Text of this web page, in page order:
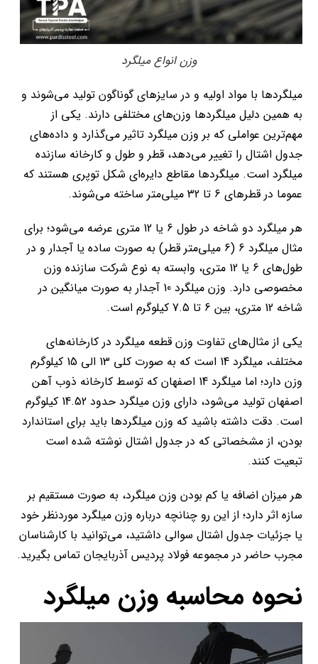
وزن انواع میلگرد
میلگردها با مواد اولیه و در سایزهای گوناگون تولید می‌شوند و
به همین دلیل میلگردها وزن‌های مختلفی دارند. یکی از
مهم‌ترین عواملی که بر وزن میلگرد تاثیر می‌گذارد و داده‌های
جدول اشتال را تغییر می‌دهد، قطر و طول و کارخانه سازنده
میلگرد است. میلگردها مقاطع دایره‌ای شکل توپری هستند که
عموما در قطرهای 6 تا 32 میلی‌متر ساخته می‌شوند.
هر میلگرد دو شاخه در طول 6 یا 12 متری عرضه می‌شود؛ برای
مثال میلگرد 6 (6 میلی‌متر قطر) به صورت ساده یا آجدار و در
طول‌های 6 یا 12 متری، وابسته به نوع شرکت سازنده وزن
مخصوصی دارد. وزن میلگرد 10 آجدار به صورت میانگین در
شاخه 12 متری، بین 6 تا 7.5 کیلوگرم است.
یکی از مثال‌های تفاوت وزن قطعه میلگرد در کارخانه‌های
مختلف، میلگرد 14 است که به صورت کلی 13 الی 15 کیلوگرم
وزن دارد؛ اما میلگرد 14 اصفهان که توسط کارخانه ذوب آهن
اصفهان تولید می‌شود، دارای وزن میلگرد حدود 14.52 کیلوگرم
است. دقت داشته باشید که وزن میلگردها باید برای استاندارد
بودن، از مشخصاتی که در جدول اشتال نوشته شده است
تبعیت کنند.
هر میزان اضافه یا کم بودن وزن میلگرد، به صورت مستقیم بر
سازه اثر دارد؛ از این رو چنانچه درباره وزن میلگرد موردنظر خود
یا جزئیات جدول اشتال سوالی داشتید، می‌توانید با کارشناسان
مجرب حاضر در مجموعه فولاد پردیس آذربایجان تماس بگیرید.
نحوه محاسبه وزن میلگرد